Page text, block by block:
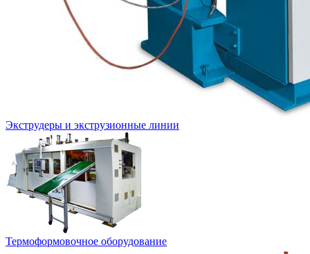
Экструдеры и экструзионные линии
Термоформовочное оборудование